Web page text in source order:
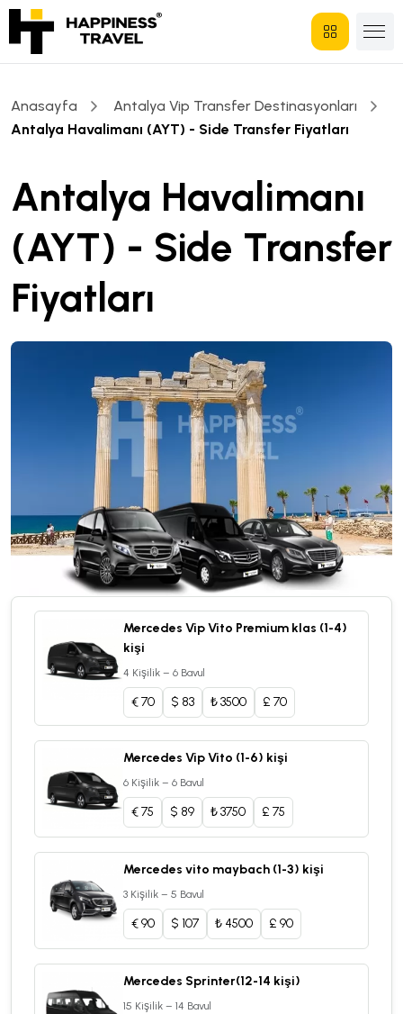
Anasayfa
Antalya Vip Transfer Destinasyonları
Antalya Havalimanı (AYT) - Side Transfer Fiyatları
Antalya Havalimanı
(AYT) - Side Transfer
Fiyatları
Mercedes Vip Vito Premium klas (1-4)
kişi
4 Kişilik – 6 Bavul
€70 $ 83 ₺3500 £ 70
Mercedes Vip Vito (1-6) kişi
6 Kişilik – 6 Bavul
€75 $ 89 ₺3750 £ 75
Mercedes vito maybach (1-3) kişi
3 Kişilik – 5 Bavul
€90 $ 107 ₺ 4500 £ 90
Mercedes Sprinter(12-14 kişi)
15 Kişilik – 14 Bavul